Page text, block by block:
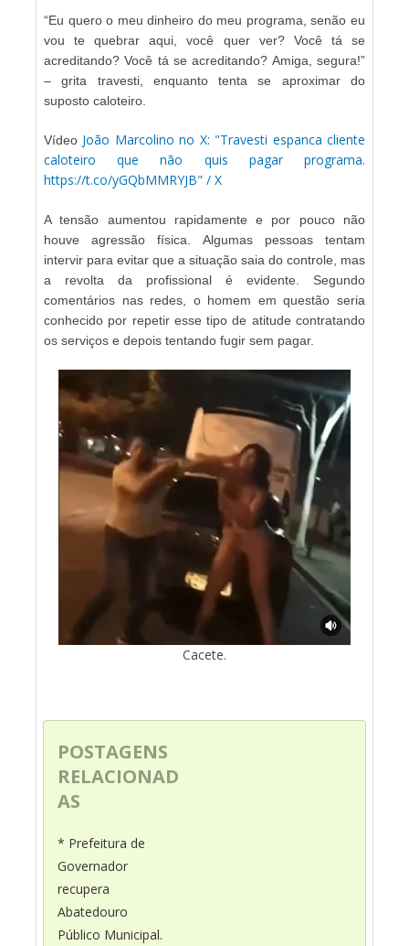
“Eu quero o meu dinheiro do meu programa, senão eu
vou te quebrar aqui, você quer ver? Você tá se
acreditando? Você tá se acreditando? Amiga, segura!”
– grita travesti, enquanto tenta se aproximar do
suposto caloteiro.
Vídeo João Marcolino no X: "Travesti espanca cliente
caloteiro que não quis pagar programa.
https://t.co/yGQbMMRYJB" / X
A tensão aumentou rapidamente e por pouco não
houve agressão física. Algumas pessoas tentam
intervir para evitar que a situação saia do controle, mas
a revolta da profissional é evidente. Segundo
comentários nas redes, o homem em questão seria
conhecido por repetir esse tipo de atitude contratando
os serviços e depois tentando fugir sem pagar.
Cacete.
POSTAGENS
RELACIONAD
AS
* Prefeitura de
Governador
recupera
Abatedouro
Público Municipal.